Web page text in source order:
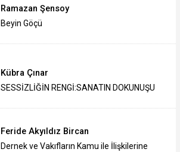
Ramazan Şensoy
Beyin Göçü
Kübra Çınar
SESSİZLİĞİN RENGİ:SANATIN DOKUNUŞU
Feride Akyıldız Bircan
Dernek ve Vakıfların Kamu ile İlişkilerine